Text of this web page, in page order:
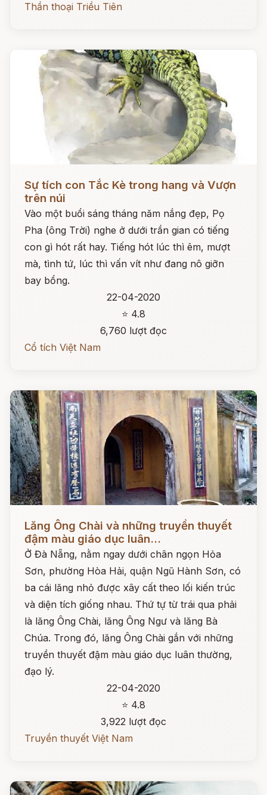
Thần thoại Triều Tiên
Sự tích con Tắc Kè trong hang và Vượn
trên núi
Vào một buổi sáng tháng năm nắng đẹp, Pọ
Pha (ông Trời) nghe ở dưới trần gian có tiếng
con gì hót rất hay. Tiếng hót lúc thì êm, mượt
mà, tình tứ, lúc thì vấn vít như đang nô giỡn
bay bổng.
22-04-2020
⭐ 4.8
6,760 lượt đọc
Cổ tích Việt Nam
Lăng Ông Chài và những truyền thuyết
đậm màu giáo dục luân...
Ở Đà Nẵng, nằm ngay dưới chân ngọn Hỏa
Sơn, phường Hòa Hải, quận Ngũ Hành Sơn, có
ba cái lăng nhỏ được xây cất theo lối kiến trúc
và diện tích giống nhau. Thứ tự từ trái qua phải
là lăng Ông Chài, lăng Ông Ngư và lăng Bà
Chúa. Trong đó, lăng Ông Chài gắn với những
truyền thuyết đậm màu giáo dục luân thường,
đạo lý.
22-04-2020
⭐ 4.8
3,922 lượt đọc
Truyền thuyết Việt Nam